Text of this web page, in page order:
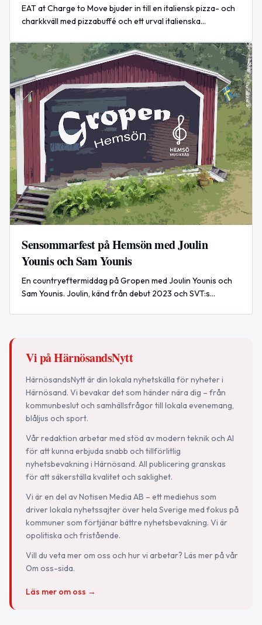
EAT at Charge to Move bjuder in till en italiensk pizza- och
charkkväll med pizzabuffé och ett urval italienska
förväg.
Sensommarfest på Hemsön med Joulin
Younis och Sam Younis
En countryeftermiddag på Gropen med Joulin Younis och
Sam Younis. Joulin, känd från debut 2023 och SVT:s
Vi på HärnösandsNytt
HärnösandsNytt är din lokala nyhetskälla för nyheter i
Härnösand. Vi bevakar det som händer nära dig – från
kommunbeslut och samhällsfrågor till lokala evenemang,
blåljus och sport.
Vår redaktion arbetar med stöd av modern teknik och AI
för att kunna erbjuda snabb och tillförlitlig
nyhetsbevakning i Härnösand. All publicering granskas
för att säkerställa kvalitet och saklighet.
Vi är en del av Notisen Media AB – ett mediehus som
driver lokala nyhetssajter över hela Sverige med fokus på
kommuner som förtjänar bättre nyhetsbevakning. Vi är
opolitiska och fristående.
Vill du veta mer om oss och hur vi arbetar? Läs mer på vår
Om oss-sida.
Läs mer om oss →